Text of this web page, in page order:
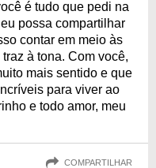
é tudo que pedi na
possa compartilhar
contar em meio às
à tona. Com você,
mais sentido e que
para viver ao
e todo amor, meu
COMPARTILHAR